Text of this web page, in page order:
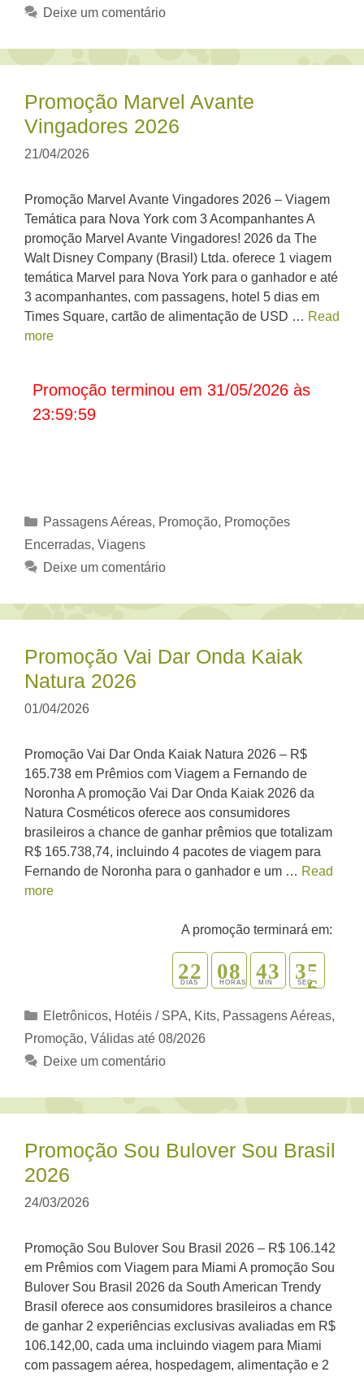
Deixe um comentário
Promoção Marvel Avante
Vingadores 2026
21/04/2026
Promoção Marvel Avante Vingadores 2026 – Viagem
Temática para Nova York com 3 Acompanhantes A
promoção Marvel Avante Vingadores! 2026 da The
Walt Disney Company (Brasil) Ltda. oferece 1 viagem
temática Marvel para Nova York para o ganhador e até
3 acompanhantes, com passagens, hotel 5 dias em
Times Square, cartão de alimentação de USD … Read
more
Promoção terminou em 31/05/2026 às
23:59:59
Categorias
Passagens Aéreas, Promoção, Promoções
Encerradas, Viagens
Deixe um comentário
Promoção Vai Dar Onda Kaiak
Natura 2026
01/04/2026
Promoção Vai Dar Onda Kaiak Natura 2026 – R$
165.738 em Prêmios com Viagem a Fernando de
Noronha A promoção Vai Dar Onda Kaiak 2026 da
Natura Cosméticos oferece aos consumidores
brasileiros a chance de ganhar prêmios que totalizam
R$ 165.738,74, incluindo 4 pacotes de viagem para
Fernando de Noronha para o ganhador e um … Read
more
A promoção terminará em:
DIAS
22 HORAS
08 MIN
43 SEG
34
5
Categorias
Eletrônicos, Hotéis / SPA, Kits, Passagens Aéreas,
Promoção, Válidas até 08/2026
Deixe um comentário
Promoção Sou Bulover Sou Brasil
2026
24/03/2026
Promoção Sou Bulover Sou Brasil 2026 – R$ 106.142
em Prêmios com Viagem para Miami A promoção Sou
Bulover Sou Brasil 2026 da South American Trendy
Brasil oferece aos consumidores brasileiros a chance
de ganhar 2 experiências exclusivas avaliadas em R$
106.142,00, cada uma incluindo viagem para Miami
com passagem aérea, hospedagem, alimentação e 2